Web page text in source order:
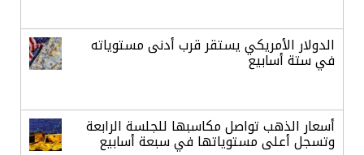
الدولار الأمريكي يستقر قرب أدنى مستوياته
في ستة أسابيع
أسعار الذهب تواصل مكاسبها للجلسة الرابعة
وتسجل أعلى مستوياتها في سبعة أسابيع